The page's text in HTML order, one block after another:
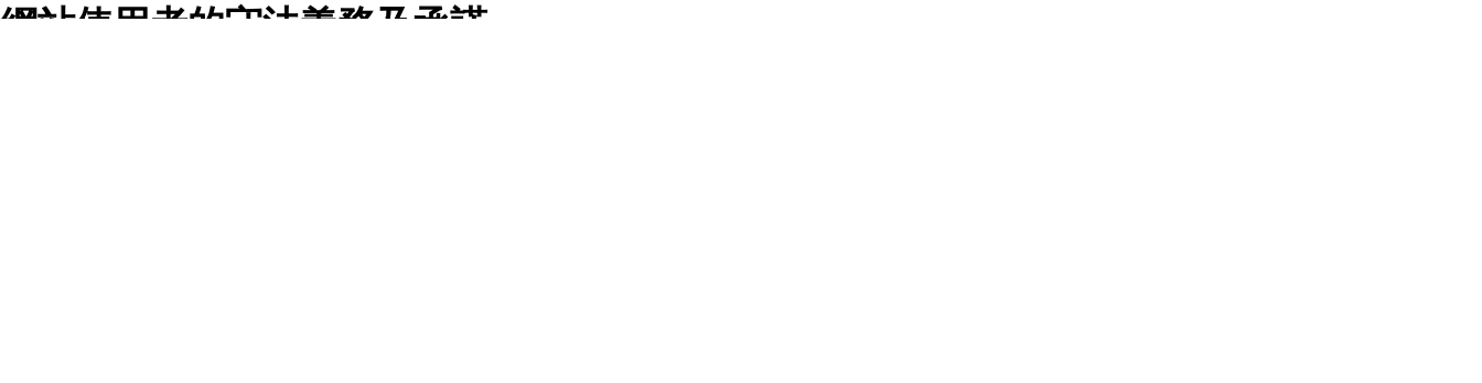
網站使用者的守法義務及承諾